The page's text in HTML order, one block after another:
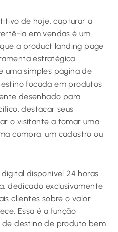
de hoje, capturar a
la em vendas é um
a product landing page
estratégica
uma simples página de
focada em produtos
desenhado para
destacar seus
o visitante a tomar uma
compra, um cadastro ou
disponível 24 horas
dedicado exclusivamente
clientes sobre o valor
Essa é a função
destino de produto bem